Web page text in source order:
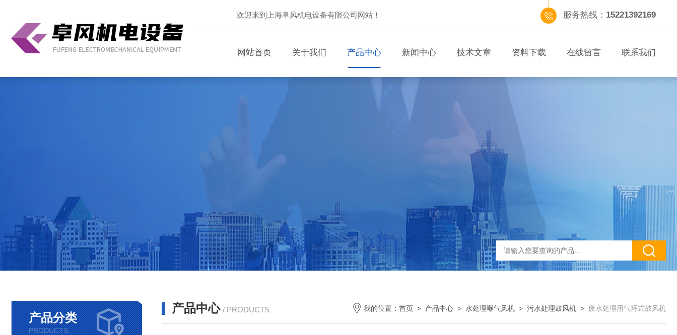
欢迎来到上海阜风机电设备有限公司网站！ 服务热线： 15221392169
网站首页 关于我们 产品中心 新闻中心 技术文章 资料下载 在线留言 联系我们
产品分类
PRODUCTS
产品中心 / PRODUCTS 我的位置： 首页 > 产品中心 > 水处理曝气风机 > 污水处理鼓风机 > 废水处理用气环式鼓风机